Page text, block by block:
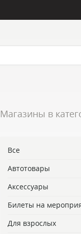
Магазины в
Все
Автотовары
Аксессуары
Билеты на
Для взрослых